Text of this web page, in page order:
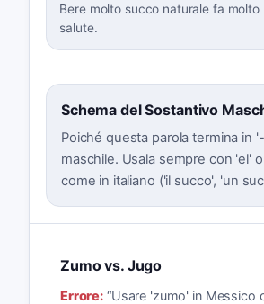
Bere molto succo naturale fa molto
salute.
Schema del Sostantivo
Poiché questa parola termina in
maschile. Usala sempre con 'el'
come in italiano ('il succo', 'un
Zumo vs. Jugo
Errore: “Usare 'zumo' in Messico